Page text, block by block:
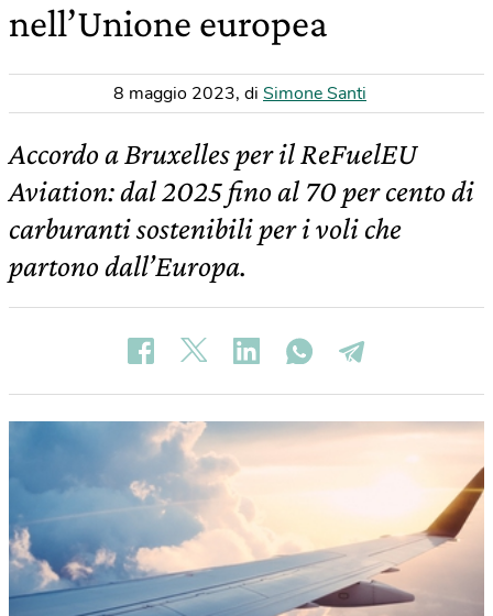
nell’Unione europea
8 maggio 2023, di Simone Santi
Accordo a Bruxelles per il ReFuelEU
Aviation: dal 2025 fino al 70 per cento di
carburanti sostenibili per i voli che
partono dall’Europa.